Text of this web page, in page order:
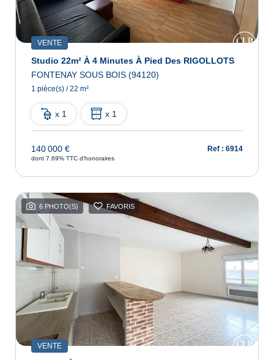
VENTE
Studio 22m² À 4 Minutes À Pied Des RIGOLLOTS
FONTENAY SOUS BOIS (94120)
1 pièce(s) / 22 m²
x 1 x 1
140 000 €
dont 7.69% TTC d'honoraires
Ref : 6914
6 PHOTO(S) FAVORIS
VENTE